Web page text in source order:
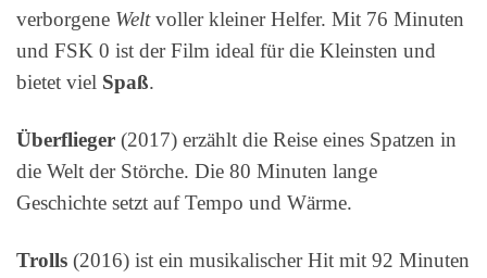
verborgene Weltvoller kleiner Helfer. Mit 76 Minuten
und FSK 0 ist der Film ideal für die Kleinsten und
bietet viel Spaß.
Überflieger (2017) erzählt die Reise eines Spatzen in
die Welt der Störche. Die 80 Minuten lange
Geschichte setzt auf Tempo und Wärme.
Trolls (2016) ist ein musikalischer Hit mit 92 Minuten